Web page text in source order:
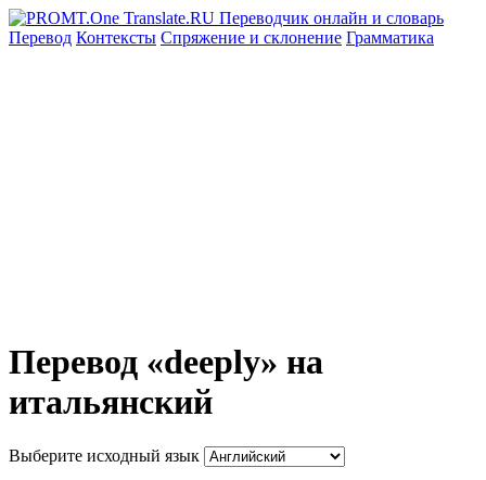
Перевод Контексты Спряжение и склонение Грамматика
Перевод «deeply» на
итальянский
Выберите исходный язык